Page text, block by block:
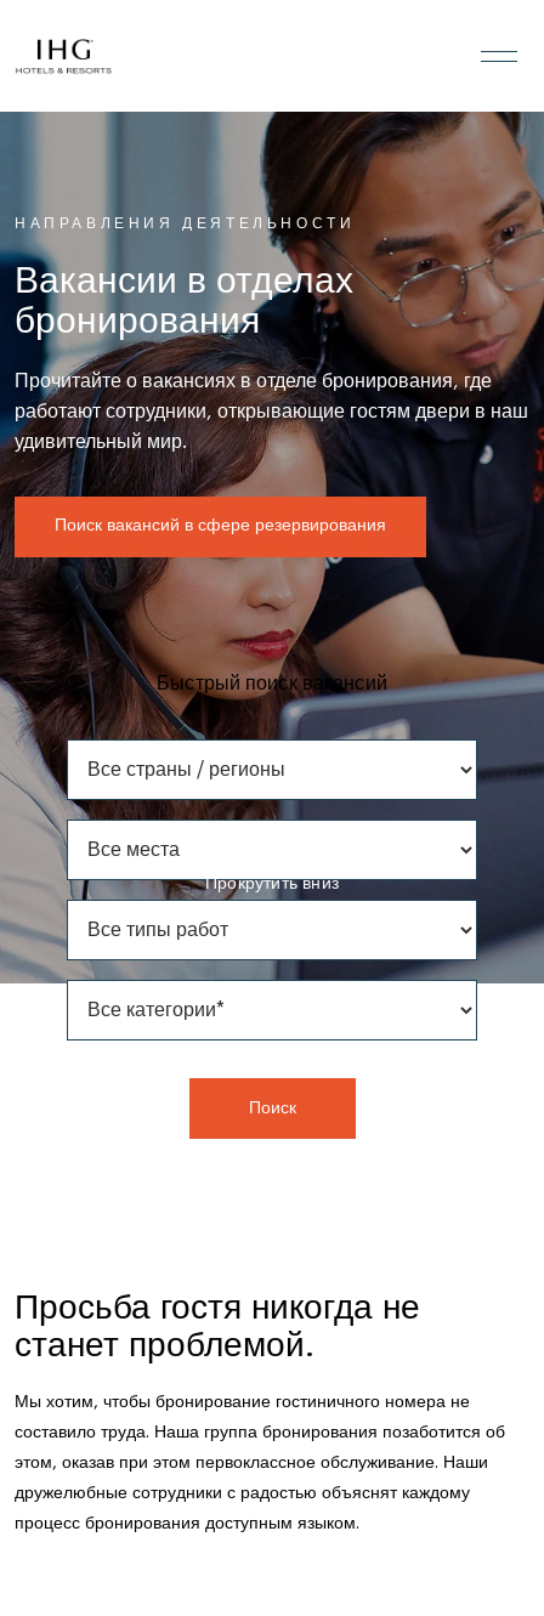
НАПРАВЛЕНИЯ ДЕЯТЕЛЬНОСТИ
Вакансии в отделах
бронирования
Прочитайте о вакансиях в отделе бронирования, где
работают сотрудники, открывающие гостям двери в наш
удивительный мир.
Поиск вакансий в сфере резервирования
Быстрый поиск вакансий
Все страны / регионы
Все категории*
Поиск
Прокрутить вниз
Просьба гостя никогда не
станет проблемой.
Мы хотим, чтобы бронирование гостиничного номера не
составило труда. Наша группа бронирования позаботится об
этом, оказав при этом первоклассное обслуживание. Наши
дружелюбные сотрудники с радостью объяснят каждому
процесс бронирования доступным языком.